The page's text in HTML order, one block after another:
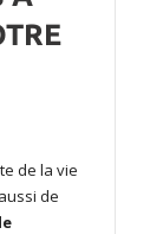
de la vie
de